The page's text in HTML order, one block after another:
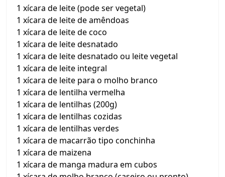
1 xícara de leite (pode ser vegetal)
1 xícara de leite de amêndoas
1 xícara de leite de coco
1 xícara de leite desnatado
1 xícara de leite desnatado ou leite vegetal
1 xícara de leite integral
1 xícara de leite para o molho branco
1 xícara de lentilha vermelha
1 xícara de lentilhas (200g)
1 xícara de lentilhas cozidas
1 xícara de lentilhas verdes
1 xícara de macarrão tipo conchinha
1 xícara de maizena
1 xícara de manga madura em cubos